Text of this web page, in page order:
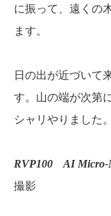
に振って、遠くの
ます。
日の出が近づいて
す。山の端が次第
シャリやりました。
RVP100 AI
撮影